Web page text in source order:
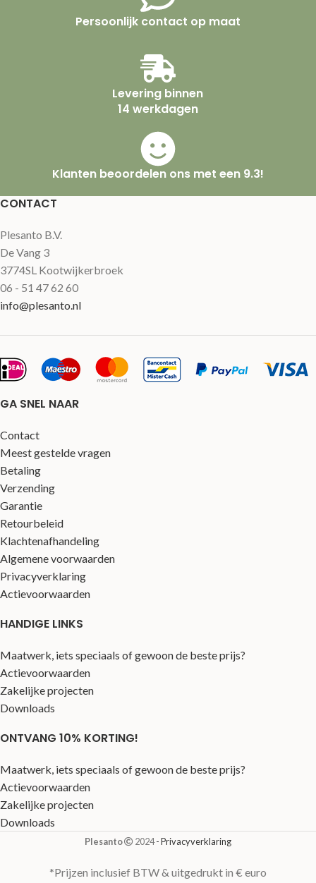
Persoonlijk contact op maat
Levering binnen
14 werkdagen
Klanten beoordelen ons met een 9.3!
CONTACT
Plesanto B.V.
De Vang 3
3774SL Kootwijkerbroek
06 - 51 47 62 60
info@plesanto.nl
GA SNEL NAAR
Contact
Meest gestelde vragen
Betaling
Verzending
Garantie
Retourbeleid
Klachtenafhandeling
Algemene voorwaarden
Privacyverklaring
Actievoorwaarden
HANDIGE LINKS
Maatwerk, iets speciaals of gewoon de beste prijs?
Actievoorwaarden
Zakelijke projecten
Downloads
ONTVANG 10% KORTING!
Maatwerk, iets speciaals of gewoon de beste prijs?
Actievoorwaarden
Zakelijke projecten
Downloads
Plesanto 2024- Privacyverklaring
*Prijzen inclusief BTW & uitgedrukt in € euro